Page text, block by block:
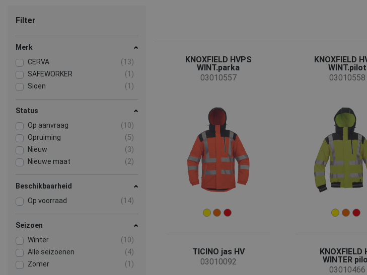
Filter
Merk
CERVA
(13)
SAFEWORKER
(1)
Sioen
(1)
Status
Op aanvraag
(10)
Opruiming
(5)
Nieuw
(3)
Nieuwe maat
(2)
Beschikbaarheid
Op voorraad
(14)
Seizoen
Winter
(10)
Alle seizoenen
(4)
Zomer
(1)
KNOXFIELD HVPS
WINT.parka
03010557
KNOXFIELD
WINT.pilot
03010558
TICINO jas HV
03010092
KNOXFIELD
WINTER
03010466